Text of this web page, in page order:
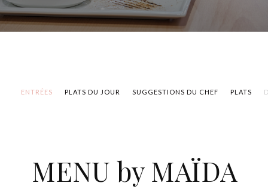
ENTRÉES PLATS DU JOUR SUGGESTIONS DU CHEF PLATS
MENU by MAÏDA